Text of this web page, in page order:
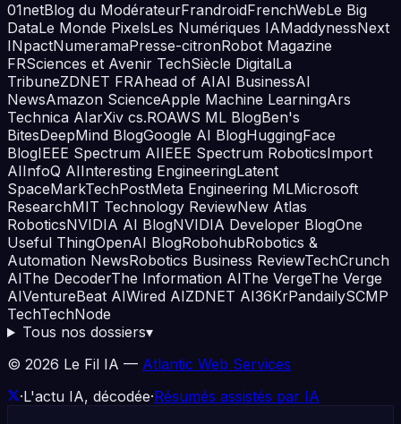
01netBlog du ModérateurFrandroidFrenchWebLe Big
DataLe Monde PixelsLes Numériques IAMaddynessNext
INpactNumeramaPresse-citronRobot Magazine
FRSciences et Avenir TechSiècle DigitalLa
TribuneZDNET FRAhead of AIAI BusinessAI
NewsAmazon ScienceApple Machine LearningArs
Technica AIarXiv cs.ROAWS ML BlogBen's
BitesDeepMind BlogGoogle AI BlogHuggingFace
BlogIEEE Spectrum AIIEEE Spectrum RoboticsImport
AIInfoQ AIInteresting EngineeringLatent
SpaceMarkTechPostMeta Engineering MLMicrosoft
ResearchMIT Technology ReviewNew Atlas
RoboticsNVIDIA AI BlogNVIDIA Developer BlogOne
Useful ThingOpenAI BlogRobohubRobotics &
Automation NewsRobotics Business ReviewTechCrunch
AIThe DecoderThe Information AIThe VergeThe Verge
AIVentureBeat AIWired AIZDNET AI36KrPandailySCMP
TechTechNode
Tous nos dossiers▾
© 2026 Le Fil IA — Atlantic Web Services
·L'actu IA, décodée·Résumés assistés par IA